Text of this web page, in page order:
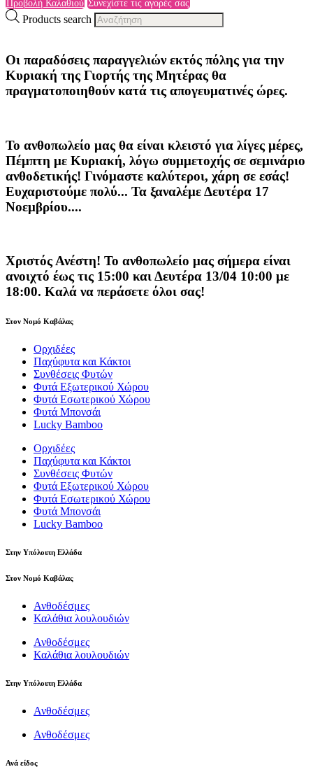
Προβολή Καλαθιού Συνεχίστε τις αγορές σας
Products search
Οι παραδόσεις παραγγελιώνεκτός πόλης για την
Κυριακή της Γιορτής της Μητέρας θα
πραγματοποιηθούν κατά τις απογευματινές ώρες.
Το ανθοπωλείο μας θα είναι κλειστό για λίγες μέρες,
Πέμπτη με Κυριακή, λόγω συμμετοχής σε σεμινάριο
ανθοδετικής! Γινόμαστε καλύτεροι, χάρη σε εσάς!
Ευχαριστούμε πολύ... Τα ξαναλέμε Δευτέρα 17
Νοεμβρίου....
Χριστός Ανέστη! Το ανθοπωλείο μας σήμερα είναι
ανοιχτό έως τις 15:00 και Δευτέρα 13/04 10:00 με
18:00. Καλά να περάσετε όλοι σας!
Στον Νομό Καβάλας
Ορχιδέες
Παχύφυτα και Κάκτοι
Συνθέσεις Φυτών
Φυτά Εξωτερικού Χώρου
Φυτά Εσωτερικού Χώρου
Φυτά Μπονσάι
Lucky Bamboo
Ορχιδέες
Παχύφυτα και Κάκτοι
Συνθέσεις Φυτών
Φυτά Εξωτερικού Χώρου
Φυτά Εσωτερικού Χώρου
Φυτά Μπονσάι
Lucky Bamboo
Στην Υπόλοιπη Ελλάδα
Στον Νομό Καβάλας
Ανθοδέσμες
Καλάθια λουλουδιών
Ανθοδέσμες
Καλάθια λουλουδιών
Στην Υπόλοιπη Ελλάδα
Ανθοδέσμες
Ανθοδέσμες
Ανά είδος